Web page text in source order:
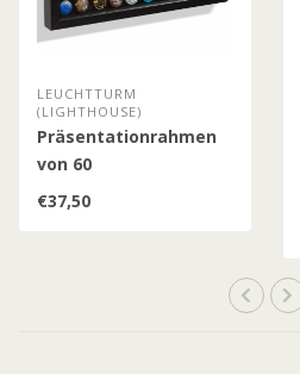
LEUCHTTURM
(LIGHTHOUSE)
Präsentationrahmen
von 60
Champagnerdeckeln
€37,50